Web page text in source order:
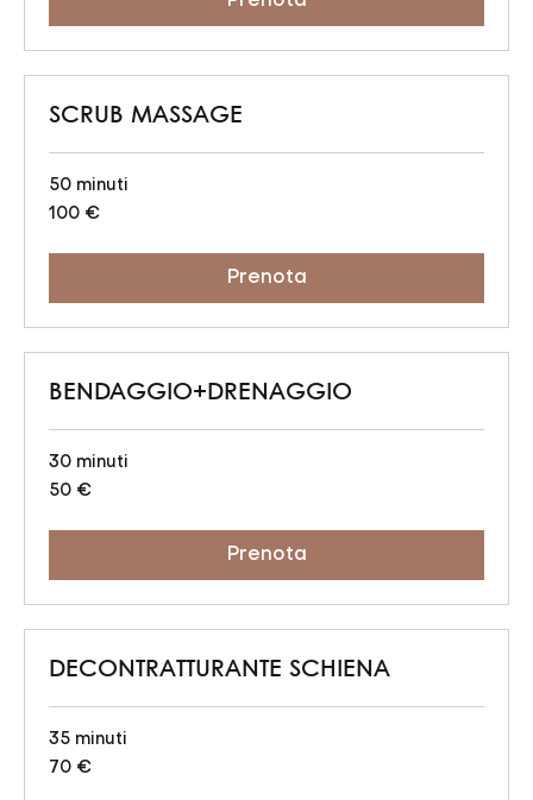
SCRUB MASSAGE
50 minuti
100
euro
100 €
Prenota
BENDAGGIO+DRENAGGIO
30 minuti
50
euro
50 €
Prenota
DECONTRATTURANTE SCHIENA
35 minuti
70
euro
70 €